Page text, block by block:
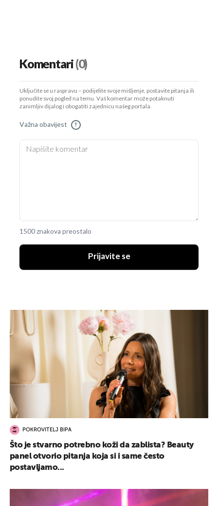
Komentari(0)
Uključite se u raspravu – podijelite svoje mišljenje, postavite pitanja ili
ponudite svoj pogled na temu. Vaš komentar može potaknuti
zanimljiv dijalog i obogatiti zajednicu našeg portala.
Važna obavijest !
1500 znakova preostalo
Prijavite se
POKROVITELJ BIPA
Što je stvarno potrebno koži da zablista? Beauty
panel otvorio pitanja koja si i same često
postavljamo...